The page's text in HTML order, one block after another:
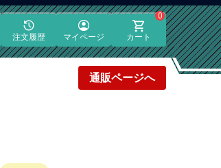
注文履歴 マイページ
0
カート
通販ページへ